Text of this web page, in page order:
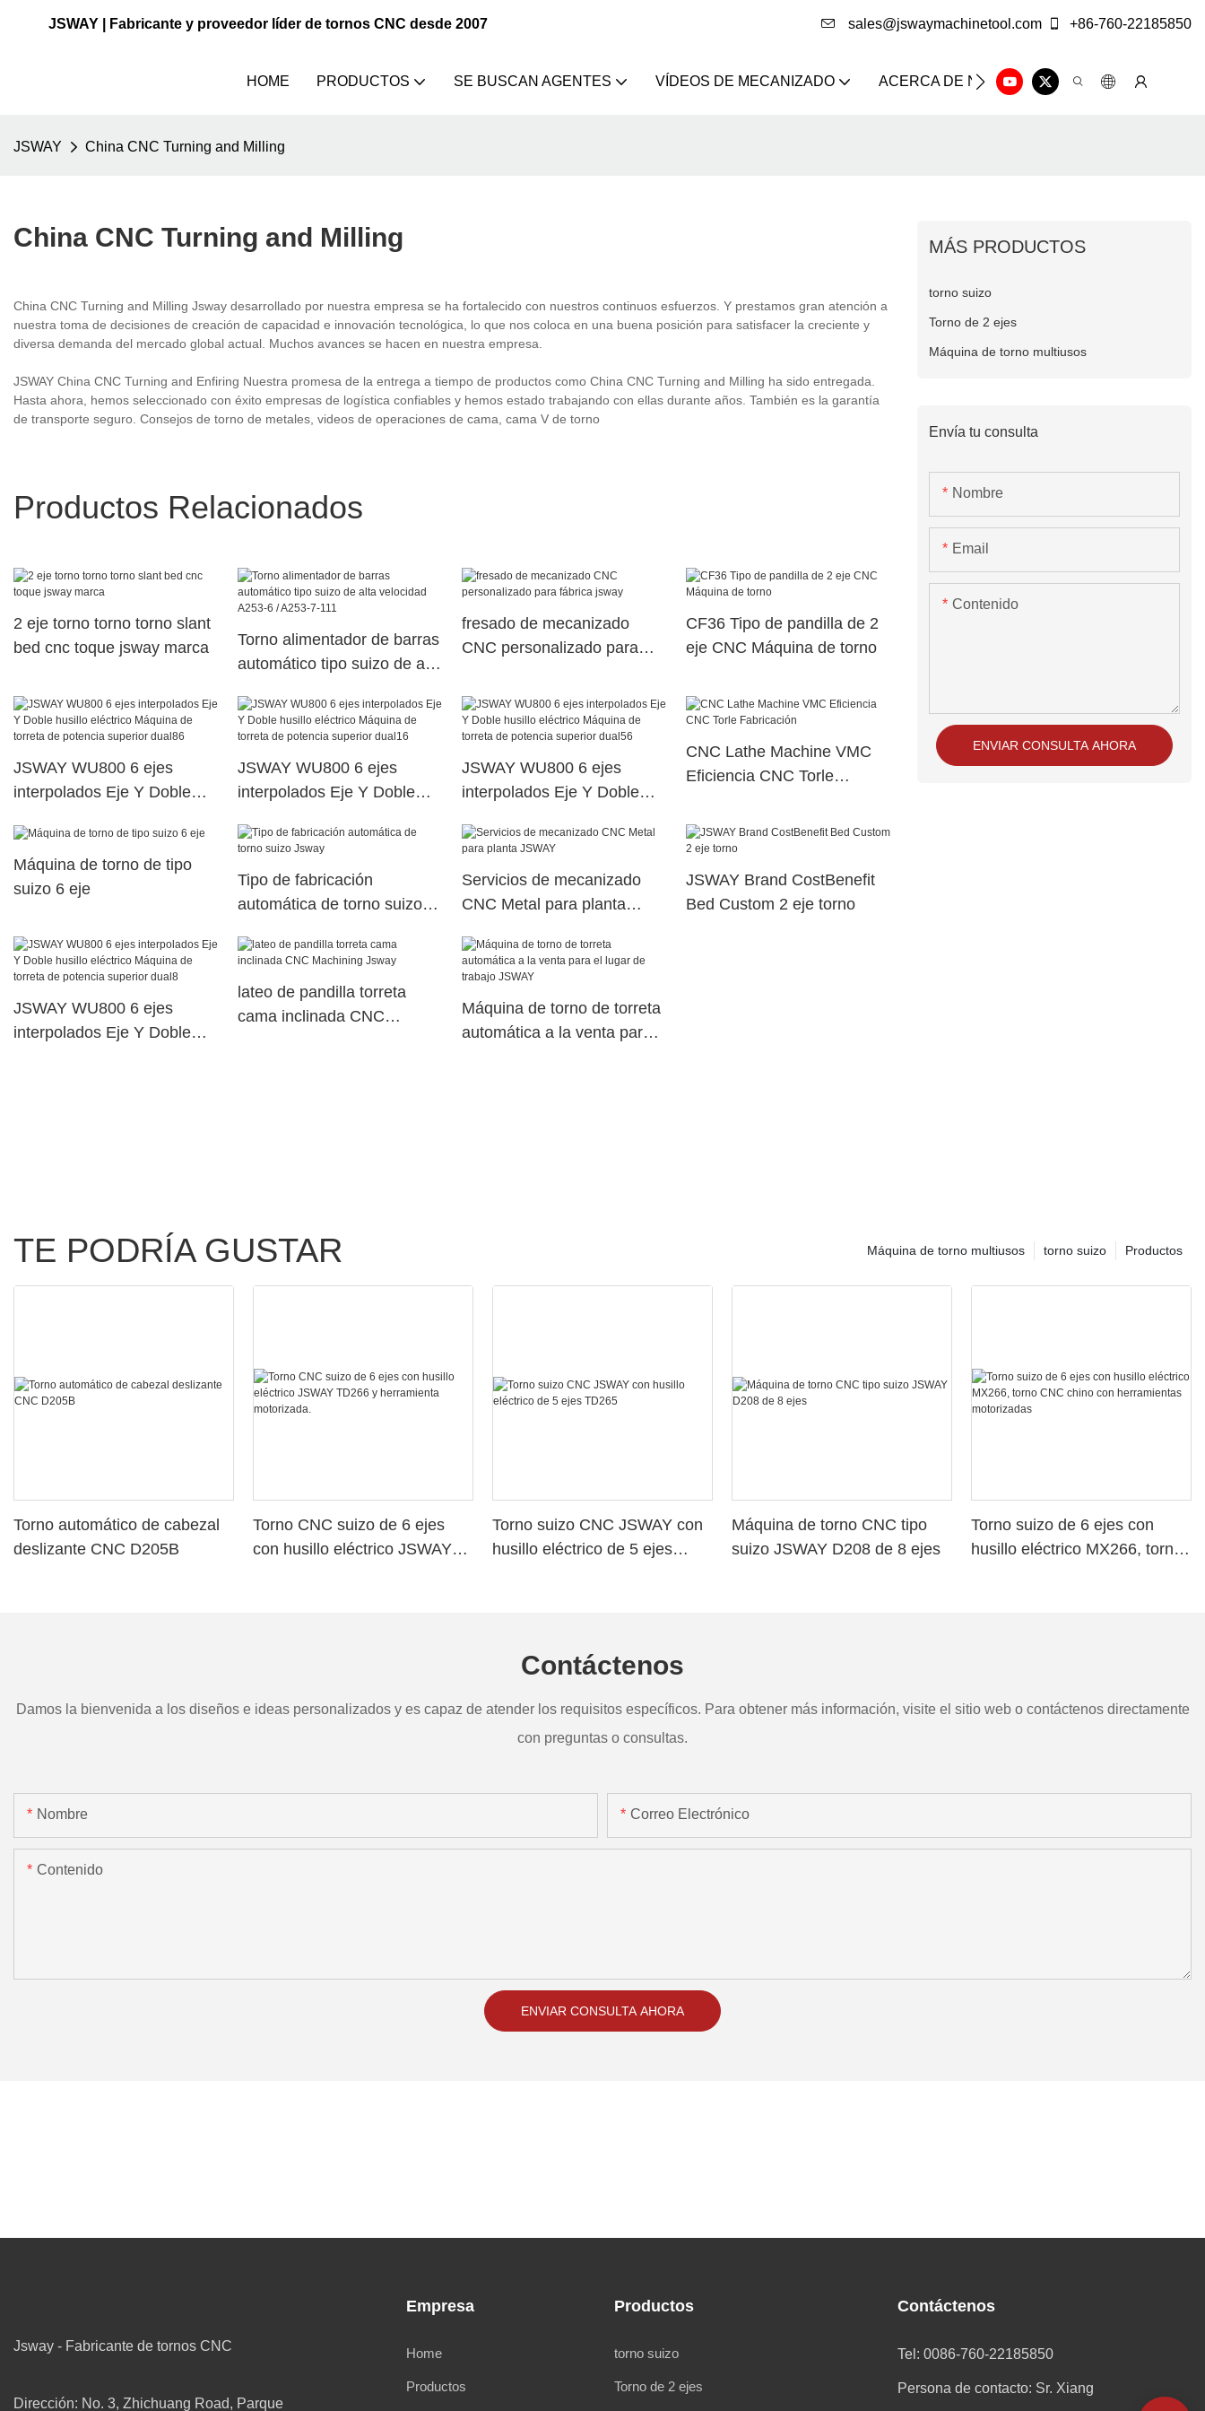
JSWAY | Fabricante y proveedor líder de tornos CNC desde 2007 sales@jswaymachinetool.com +86-760-22185850
HOME PRODUCTOS SE BUSCAN AGENTES VÍDEOS DE MECANIZADO ACERCA DE NOSOTROS SOLUCIÓN
JSWAY China CNC Turning and Milling
China CNC Turning and Milling
China CNC Turning and Milling Jsway desarrollado por nuestra empresa se ha fortalecido con nuestros continuos esfuerzos. Y prestamos gran atención a
nuestra toma de decisiones de creación de capacidad e innovación tecnológica, lo que nos coloca en una buena posición para satisfacer la creciente y
diversa demanda del mercado global actual. Muchos avances se hacen en nuestra empresa.
JSWAY China CNC Turning and Enfiring Nuestra promesa de la entrega a tiempo de productos como China CNC Turning and Milling ha sido entregada.
Hasta ahora, hemos seleccionado con éxito empresas de logística confiables y hemos estado trabajando con ellas durante años. También es la garantía
de transporte seguro. Consejos de torno de metales, videos de operaciones de cama, cama V de torno
Productos Relacionados
2 eje torno torno torno slant
bed cnc toque jsway marca
Torno alimentador de barras
automático tipo suizo de alta
111
fresado de mecanizado
CNC personalizado para
CF36 Tipo de pandilla de 2
eje CNC Máquina de torno
JSWAY WU800 6 ejes
interpolados Eje Y Doble
torreta de potencia superior
dual86
JSWAY WU800 6 ejes
interpolados Eje Y Doble
torreta de potencia superior
JSWAY WU800 6 ejes
interpolados Eje Y Doble
torreta de potencia superior
CNC Lathe Machine VMC
Eficiencia CNC Torle
Máquina de torno de tipo
suizo 6 eje
Tipo de fabricación
automática de torno suizo
Servicios de mecanizado
CNC Metal para planta
JSWAY Brand CostBenefit
Bed Custom 2 eje torno
JSWAY WU800 6 ejes
interpolados Eje Y Doble
lateo de pandilla torreta
cama inclinada CNC
Máquina de torno de torreta
automática a la venta para
MÁS PRODUCTOS
torno suizo
Torno de 2 ejes
Máquina de torno multiusos
Envía tu consulta
Nombre
Email
Contenido
ENVIAR CONSULTA AHORA
TE PODRÍA GUSTAR Productos
torno suizo
Máquina de torno multiusos
Torno automático de cabezal
deslizante CNC D205B
Torno CNC suizo de 6 ejes
con husillo eléctrico JSWAY
Torno suizo CNC JSWAY con
husillo eléctrico de 5 ejes
Máquina de torno CNC tipo
suizo JSWAY D208 de 8 ejes
Torno suizo de 6 ejes con
husillo eléctrico MX266, torno
Contáctenos
Damos la bienvenida a los diseños e ideas personalizados y es capaz de atender los requisitos específicos. Para obtener más información, visite el sitio web o contáctenos directamente
con preguntas o consultas.
Nombre Correo Electrónico
Contenido
ENVIAR CONSULTA AHORA
Jsway - Fabricante de tornos CNC
Dirección: No. 3, Zhichuang Road, Parque
Empresa
Home
Productos
Productos
torno suizo
Torno de 2 ejes
Contáctenos
Tel: 0086-760-22185850
Persona de contacto: Sr. Xiang